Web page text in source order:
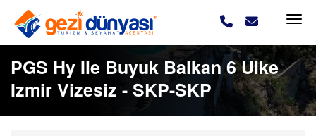
PGS Hy Ile Buyuk Balkan 6 Ulke
Izmir Vizesiz - SKP-SKP